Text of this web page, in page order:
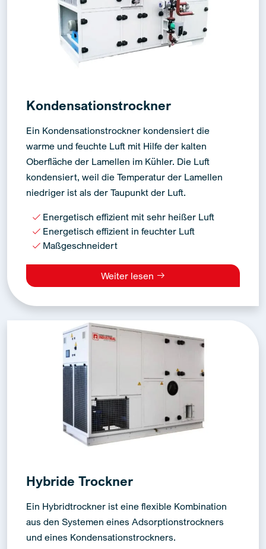
Kondensationstrockner
Ein Kondensationstrockner kondensiert die
warme und feuchte Luft mit Hilfe der kalten
Oberfläche der Lamellen im Kühler. Die Luft
kondensiert, weil die Temperatur der Lamellen
niedriger ist als der Taupunkt der Luft.
Energetisch effizient mit sehr heißer Luft
Energetisch effizient in feuchter Luft
Maßgeschneidert
Weiter lesen
Hybride Trockner
Ein Hybridtrockner ist eine flexible Kombination
aus den Systemen eines Adsorptionstrockners
und eines Kondensationstrockners.